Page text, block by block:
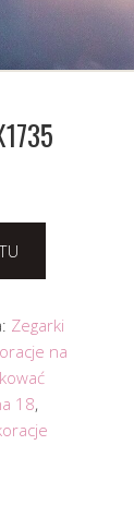
Zegarki
na
18,